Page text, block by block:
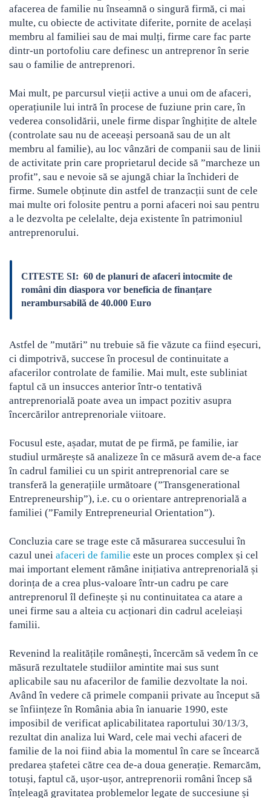
afacerea de familie nu înseamnă o singură firmă, ci mai
multe, cu obiecte de activitate diferite, pornite de același
membru al familiei sau de mai mulți, firme care fac parte
dintr-un portofoliu care definesc un antreprenor în serie
sau o familie de antreprenori.
Mai mult, pe parcursul vieții active a unui om de afaceri,
operațiunile lui intră în procese de fuziune prin care, în
vederea consolidării, unele firme dispar înghițite de altele
(controlate sau nu de aceeași persoană sau de un alt
membru al familie), au loc vânzări de companii sau de linii
de activitate prin care proprietarul decide să ”marcheze un
profit”, sau e nevoie să se ajungă chiar la închideri de
firme. Sumele obținute din astfel de tranzacții sunt de cele
mai multe ori folosite pentru a porni afaceri noi sau pentru
a le dezvolta pe celelalte, deja existente în patrimoniul
antreprenorului.
CITESTE SI: 60 de planuri de afaceri intocmite de
români din diaspora vor beneficia de finanțare
nerambursabilă de 40.000 Euro
Astfel de ”mutări” nu trebuie să fie văzute ca fiind eșecuri,
ci dimpotrivă, succese în procesul de continuitate a
afacerilor controlate de familie. Mai mult, este subliniat
faptul că un insucces anterior într-o tentativă
antreprenorială poate avea un impact pozitiv asupra
încercărilor antreprenoriale viitoare.
Focusul este, așadar, mutat de pe firmă, pe familie, iar
studiul urmărește să analizeze în ce măsură avem de-a face
în cadrul familiei cu un spirit antreprenorial care se
transferă la generațiile următoare (”Transgenerational
Entrepreneurship”), i.e. cu o orientare antreprenorială a
familiei (”Family Entrepreneurial Orientation”).
Concluzia care se trage este că măsurarea succesului în
cazul unei afaceri de familie este un proces complex și cel
mai important element rămâne inițiativa antreprenorială și
dorința de a crea plus-valoare într-un cadru pe care
antreprenorul îl definește și nu continuitatea ca atare a
unei firme sau a alteia cu acționari din cadrul aceleiași
familii.
Revenind la realitățile românești, încercăm să vedem în ce
măsură rezultatele studiilor amintite mai sus sunt
aplicabile sau nu afacerilor de familie dezvoltate la noi.
Având în vedere că primele companii private au început să
se înființeze în România abia în ianuarie 1990, este
imposibil de verificat aplicabilitatea raportului 30/13/3,
rezultat din analiza lui Ward, cele mai vechi afaceri de
familie de la noi fiind abia la momentul în care se încearcă
predarea ștafetei către cea de-a doua generație. Remarcăm,
totuși, faptul că, ușor-ușor, antreprenorii români încep să
înțeleagă gravitatea problemelor legate de succesiune și